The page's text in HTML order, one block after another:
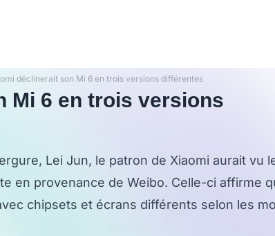
déclinerait son Mi 6 en trois versions différentes
Mi 6 en trois versions
Lei Jun, le patron de Xiaomi aurait vu
en provenance de Weibo. Celle-ci affirme
chipsets et écrans différents selon les